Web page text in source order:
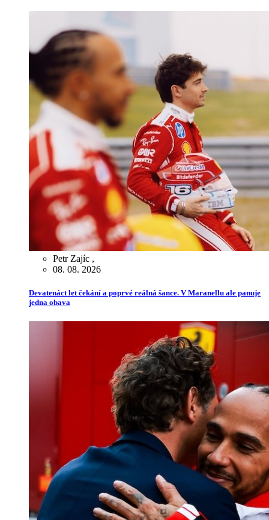
Petr Zajíc ,
08. 08. 2026
Devatenáct let čekání a poprvé reálná šance. V Maranellu ale panuje
jedna obava